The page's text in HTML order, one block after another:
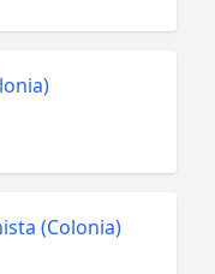
(Colonia)